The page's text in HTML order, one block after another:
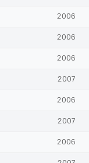
2006
2006
2006
2007
2006
2007
2006